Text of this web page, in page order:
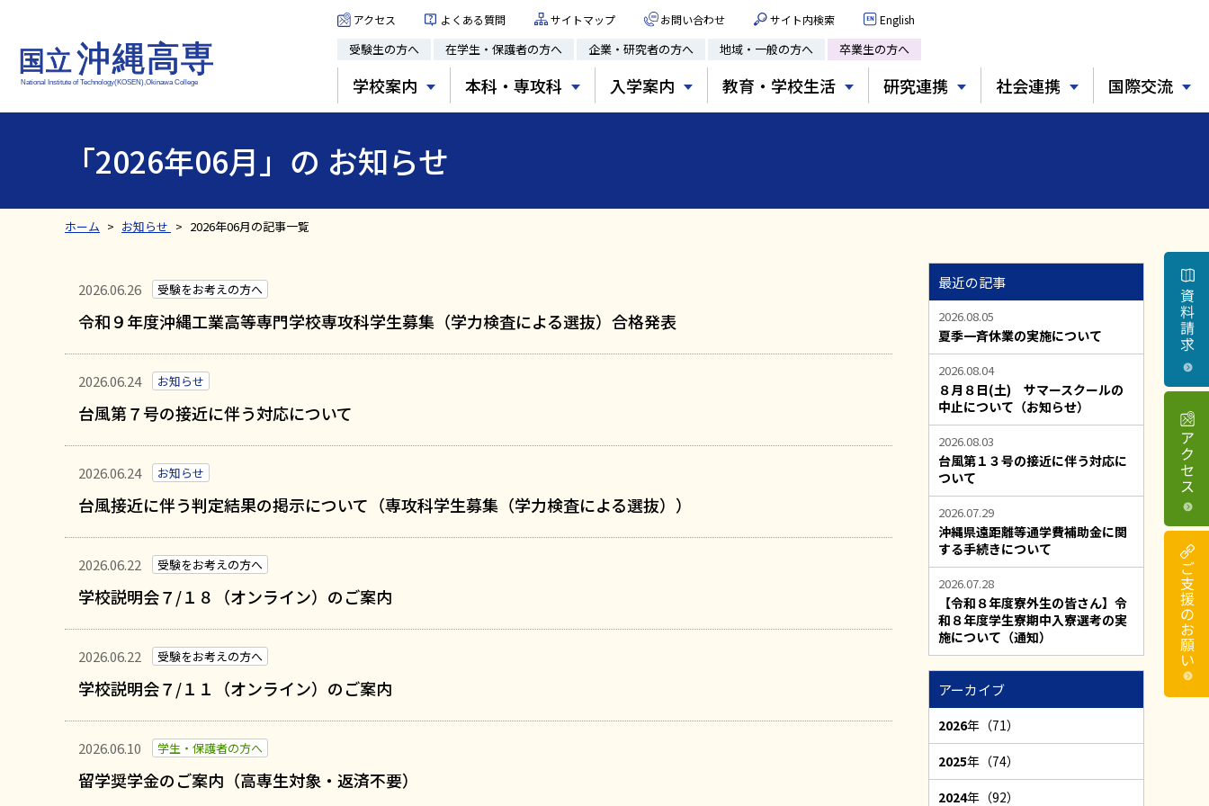
アクセス よくある質問 サイトマップ お問い合わせ サイト内検索 English
受験生の方へ 在学生・保護者の方へ 企業・研究者の方へ 地域・一般の方へ 卒業生の方へ
学校案内 本科・専攻科 入学案内 教育・学校生活 研究連携 社会連携 国際交流
「2026年06月」の お知らせ
ホーム お知らせ 2026年06月の記事一覧
2026.06.26 受験をお考えの方へ
令和９年度沖縄工業高等専門学校専攻科学生募集（学力検査による選抜）合格発表
2026.06.24 お知らせ
台風第７号の接近に伴う対応について
2026.06.24 お知らせ
台風接近に伴う判定結果の掲示について（専攻科学生募集（学力検査による選抜））
2026.06.22 受験をお考えの方へ
学校説明会７/１８（オンライン）のご案内
2026.06.22 受験をお考えの方へ
学校説明会７/１１（オンライン）のご案内
2026.06.10 学生・保護者の方へ
留学奨学金のご案内（高専生対象・返済不要）
最近の記事
2026.08.05
夏季一斉休業の実施について
2026.08.04
８月８日(土) サマースクールの
中止について（お知らせ）
2026.08.03
台風第１３号の接近に伴う対応に
ついて
2026.07.29
沖縄県遠距離等通学費補助金に関
する手続きについて
2026.07.28
【令和８年度寮外生の皆さん】令
和８年度学生寮期中入寮選考の実
施について（通知）
アーカイブ
2026年（71）
2025年（74）
2024年（92）